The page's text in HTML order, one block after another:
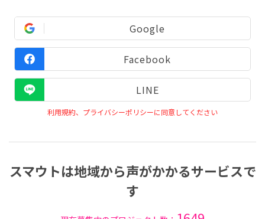
Google
Facebook
LINE
利用規約、プライバシーポリシーに同意してください
スマウトは地域から声がかかるサービスで
す